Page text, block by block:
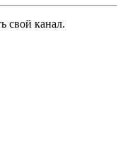
свой канал.